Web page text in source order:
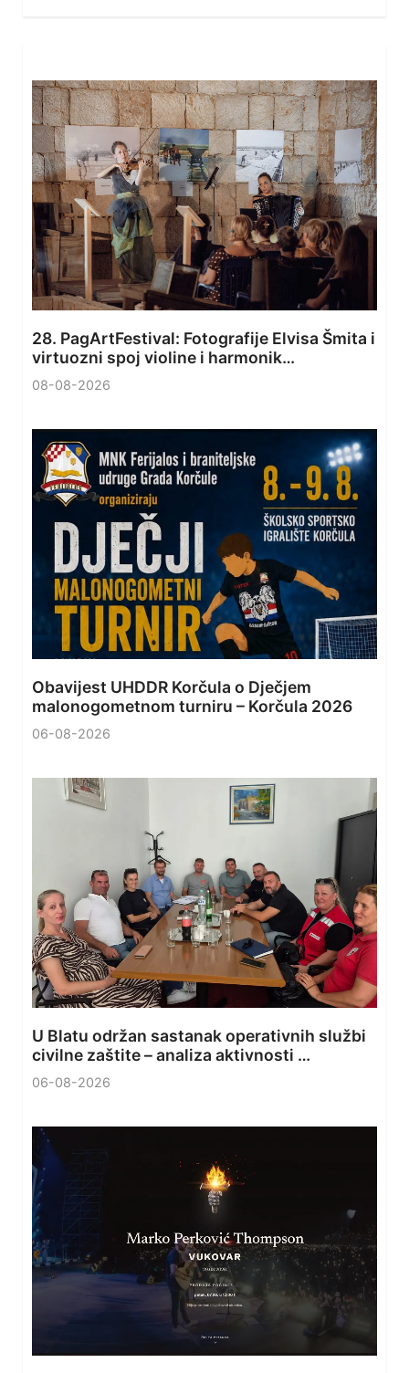
28. PagArtFestival: Fotografije Elvisa Šmita i
virtuozni spoj violine i harmonik…
08-08-2026
Obavijest UHDDR Korčula o Dječjem
malonogometnom turniru – Korčula 2026
06-08-2026
U Blatu održan sastanak operativnih službi
civilne zaštite – analiza aktivnosti …
06-08-2026